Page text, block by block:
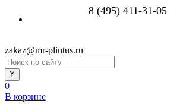
8 (495) 411-31-05
zakaz@mr-plintus.ru
0
В корзине